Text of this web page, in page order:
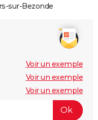
sur-Bezonde
Voir un exemple
Voir un exemple
Voir un exemple